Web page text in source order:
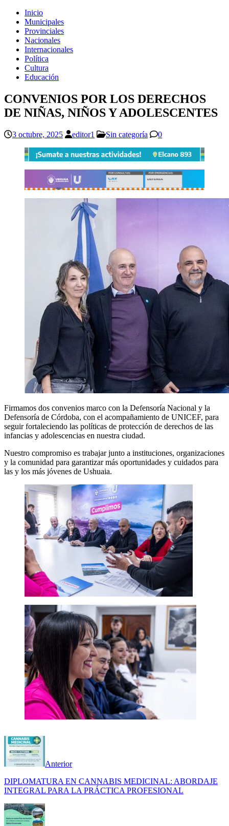
Inicio
Municipales
Provinciales
Nacionales
Internacionales
Política
Cultura
Educación
CONVENIOS POR LOS DERECHOS
DE NIÑAS, NIÑOS Y ADOLESCENTES
3 octubre, 2025 editor1 Sin categoría 0
Firmamos dos convenios marco con la Defensoría Nacional y la
Defensoría de Córdoba, con el acompañamiento de UNICEF, para
seguir fortaleciendo las políticas de protección de derechos de las
infancias y adolescencias en nuestra ciudad.
Nuestro compromiso es trabajar junto a instituciones, organizaciones
y la comunidad para garantizar más oportunidades y cuidados para
las y los más jóvenes de Ushuaia.
Anterior
DIPLOMATURA EN CANNABIS MEDICINAL: ABORDAJE
INTEGRAL PARA LA PRÁCTICA PROFESIONAL